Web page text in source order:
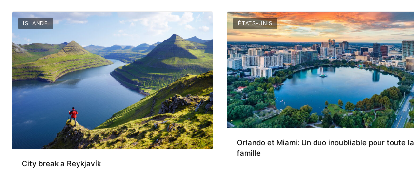
ISLANDE
City break a Reykjavík
ÉTATS-UNIS
Orlando et Miami: Un duo inoubliable pour toute la
famille